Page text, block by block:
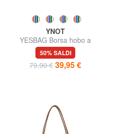
YNOT
YESBAG Borsa hobo a
tracolla
50% SALDI
79,90 € 39,95 €